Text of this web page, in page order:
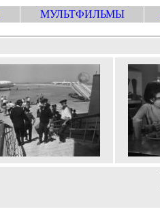
МУЛЬТФИЛЬМЫ